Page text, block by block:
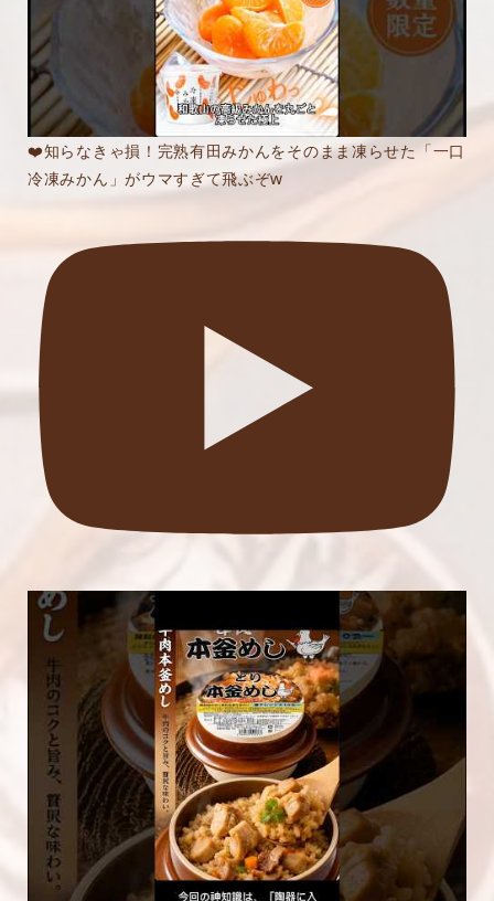
❤️知らなきゃ損！完熟有田みかんをそのまま凍らせた「一口
冷凍みかん」がウマすぎて飛ぶぞw